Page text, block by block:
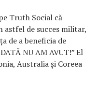
Truth Social că
de succes militar,
de a beneficia de
NU AM AVUT!” El
Australia și Coreea